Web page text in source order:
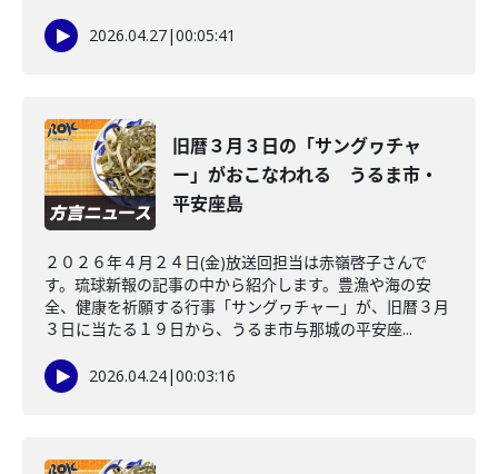
2026.04.27|00:05:41
旧暦３月３日の「サングヮチャ
ー」がおこなわれる うるま市・
平安座島
２０２６年４月２４日(金)放送回担当は赤嶺啓子さんで
す。琉球新報の記事の中から紹介します。豊漁や海の安
全、健康を祈願する行事「サングヮチャー」が、旧暦３月
３日に当たる１９日から、うるま市与那城の平安座...
2026.04.24|00:03:16